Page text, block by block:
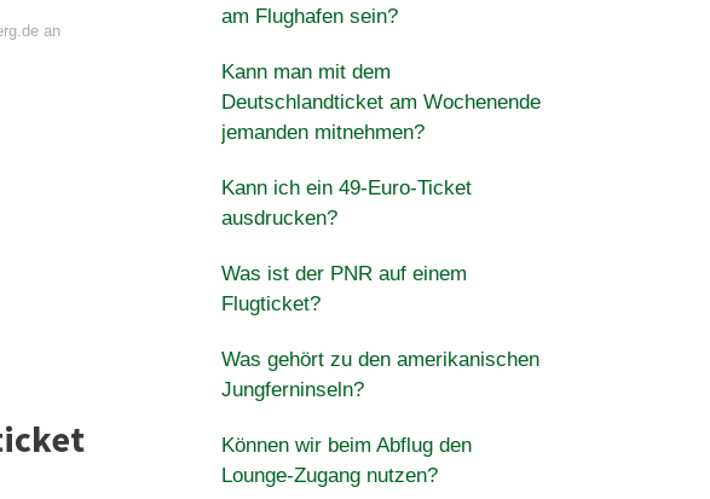
an
am Flughafen sein?
Kann man mit dem
Deutschlandticket am Wochenende
jemanden mitnehmen?
Kann ich ein 49-Euro-Ticket
ausdrucken?
Was ist der PNR auf einem
Flugticket?
Was gehört zu den amerikanischen
Jungferninseln?
Können wir beim Abflug den
Lounge-Zugang nutzen?